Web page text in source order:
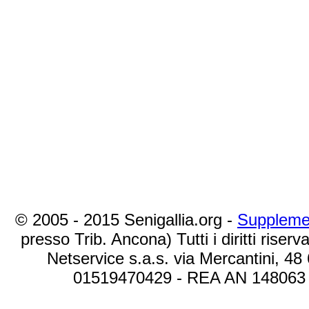
© 2005 - 2015 Senigallia.org -
presso Trib. Ancona) Tutti i diritti
Netservice s.a.s. via Mercantini,
01519470429 - REA AN